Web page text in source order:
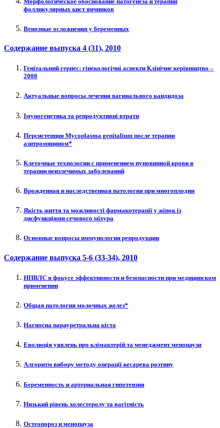
фолликулярных кист яичников
Венозные осложнения у беременных
Содержание выпуска 4 (31), 2010
Генітальний герпес: гінекологічні аспекти Клінічне керівництво –
2008
Актуальные вопросы лечения вагинального кандидоза
Імуногенетика та репродуктивні втрати
Персистенция Mycoplasma genitalium после терапии
азитромицином*
Клеточные технологии с применением пуповинной крови в
терапии неизлечимых заболеваний
Врожденная и наследственная патология при многоплодии
Якість життя та можливості фармакотерапії у жінок із
дисфункціями сечового міхура
Основные вопросы иммунологии репродукции
Содержание выпуска 5-6 (33-34), 2010
НПВЛС в фокусе эффективности и безопасности при медицинском
применении
Общая патология молочных желез*
Нагноєна парауретральна кіста
Еволюція уявлень про клімактерій та менеджмент менопаузи
Алгоритм вибору методу операції кесарева розтину
Беременность и артериальная гипотензия
Низький рівень холестеролу та вагітність
Остеопороз и менопауза